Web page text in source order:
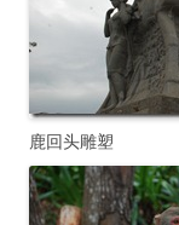
鹿回头雕塑